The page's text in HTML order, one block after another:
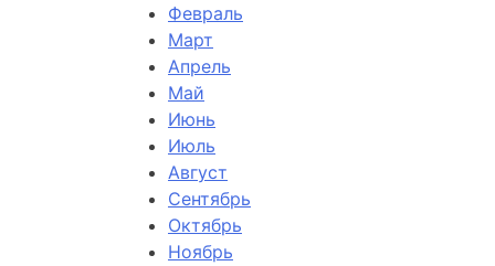
Февраль
Март
Апрель
Май
Июнь
Июль
Август
Сентябрь
Октябрь
Ноябрь